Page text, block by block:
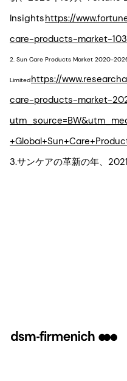
Insightshttps://
care-products-market-
2. Sun Care Products Market 2020-
Limitedhttps://
care-products-market-
3.サンケアの革新の年、